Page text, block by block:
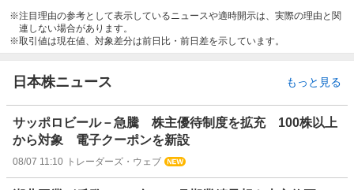
注目理由の参考として表示しているニュースや適時開示は、実際の理由と関
連しない場合があります。
取引値は現在値、対象差分は前日比・前日差を示しています。
日本株ニュース もっと見る
サッポロビール－急騰 株主優待制度を拡充 100株以上
から対象 電子クーポンを新設
08/07 11:10 トレーダーズ・ウェブ